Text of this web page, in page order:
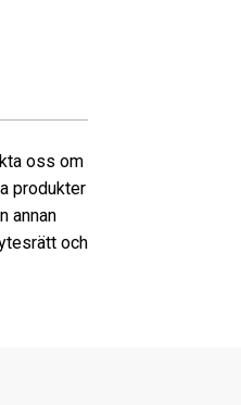
oss om
produkter
annan
och